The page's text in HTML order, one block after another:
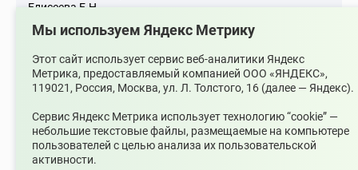
Елисеева Е.Н.
Адрес электронной почты
Номер телефона редакции
+7(34368)7-56-27
Муниципальное казенное учреждение «Управление по
связям с общественностью муниципального округа
Среднеуральск»
Мы используем Яндекс Метрику
Этот сайт использует сервис веб-аналитики Яндекс
Метрика, предоставляемый компанией ООО «ЯНДЕКС»,
119021, Россия, Москва, ул. Л. Толстого, 16 (далее — Яндекс).
Сервис Яндекс Метрика использует технологию “cookie” —
небольшие текстовые файлы, размещаемые на компьютере
пользователей с целью анализа их пользовательской
активности.